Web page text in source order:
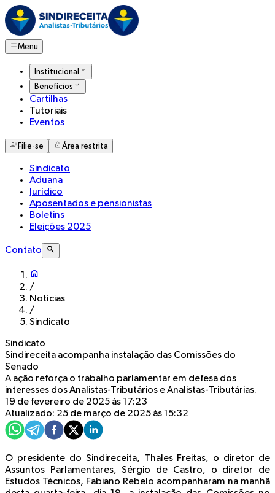
Menu
Institucional
Benefícios
Cartilhas
Tutoriais
Eventos
Filie-se Área restrita
Sindicato
Aduana
Jurídico
Aposentados e pensionistas
Boletins
Eleições 2025
Contato
/
Notícias
/
Sindicato
Sindicato
Sindireceita acompanha instalação das Comissões do
Senado
A ação reforça o trabalho parlamentar em defesa dos
interesses dos Analistas-Tributários e Analistas-Tributárias.
19 de fevereiro de 2025 às 17:23
Atualizado: 25 de março de 2025 às 15:32
O presidente do Sindireceita, Thales Freitas, o diretor de
Assuntos Parlamentares, Sérgio de Castro, o diretor de
Estudos Técnicos, Fabiano Rebelo acompanharam na manhã